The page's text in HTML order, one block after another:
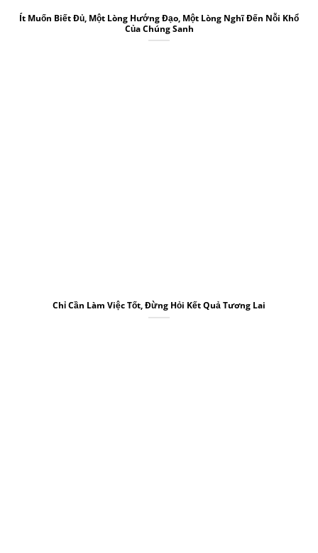
Ít Muốn Biết Đủ, Một Lòng Hướng Đạo, Một Lòng Nghĩ Đến Nỗi Khổ
Của Chúng Sanh
Chỉ Cần Làm Việc Tốt, Đừng Hỏi Kết Quả Tương Lai